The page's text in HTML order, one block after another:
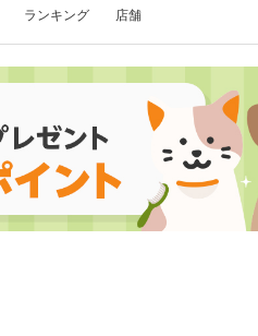
ランキング 店舗